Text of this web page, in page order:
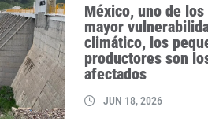
México, uno de
mayor
climático, los
productores son
afectados
JUN 18, 2026